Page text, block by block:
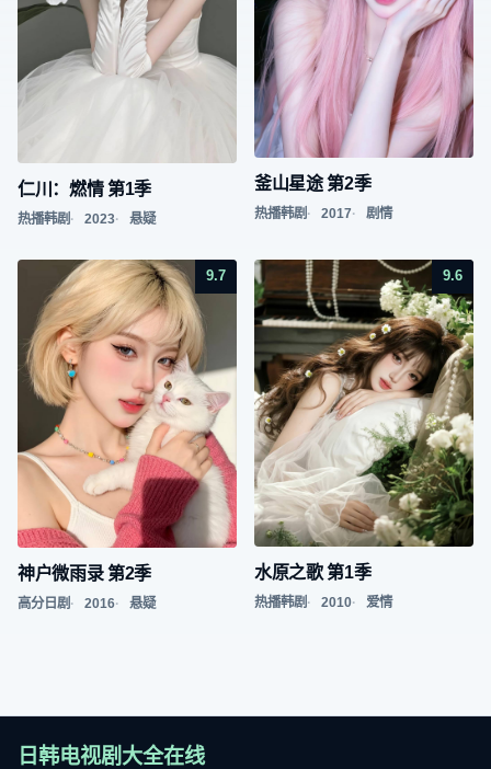
仁川：燃情 第1季
热播韩剧 2023 悬疑
釜山星途 第2季
热播韩剧 2017 剧情
9.7
神户微雨录 第2季
高分日剧 2016 悬疑
9.6
水原之歌 第1季
热播韩剧 2010 爱情
日韩电视剧大全在线